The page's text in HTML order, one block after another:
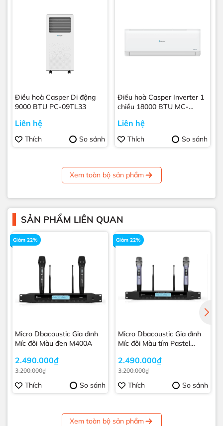
Điều hoà Casper Di động
9000 BTU PC-09TL33
Liên hệ
Thích So sánh
Điều hoà Casper Inverter 1
chiều 18000 BTU MC-
Liên hệ
Thích So sánh
Xem toàn bộ sản phẩm
SẢN PHẨM LIÊN QUAN
Giảm 22%
Micro Dbacoustic Gia đình
Míc đôi Màu đen M400A
2.490.000₫
3.200.000₫
Thích So sánh
Giảm 22%
Micro Dbacoustic Gia đình
Míc đôi Màu tím Pastel
2.490.000₫
3.200.000₫
Thích So sánh
Xem toàn bộ sản phẩm